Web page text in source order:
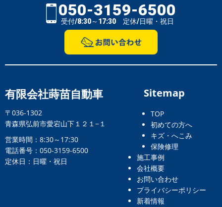
050-3159-6500
受付/8:30～17:30 定休/日曜・祝日
有限会社蒔苗自動車
〒036-1302
青森県弘前市愛宕山下１２１−１
営業時間：8:30～17:30
電話番号：050-3159-6500
定休日：日曜・祝日
Sitemap
TOP
初めての方へ
キズ・へこみ
保険修理
施工事例
会社概要
お問い合わせ
プライバシーポリシー
新着情報